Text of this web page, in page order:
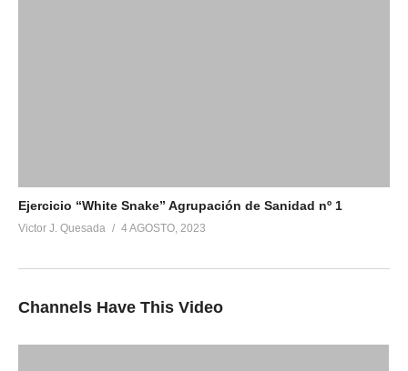
Ejercicio “White Snake” Agrupación de Sanidad nº 1
Victor J. Quesada 4 AGOSTO, 2023
Channels Have This Video